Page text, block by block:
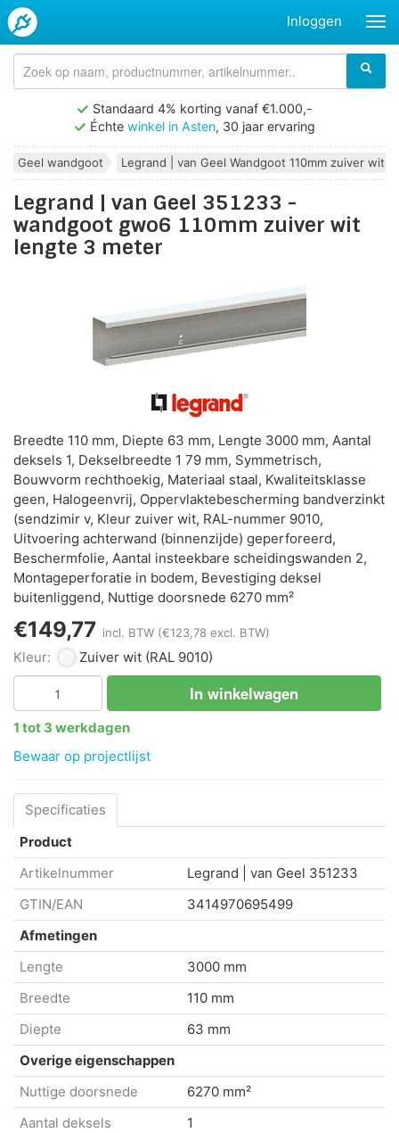
Inloggen
Standaard 4% korting vanaf €1.000,-
Échte winkel in Asten, 30 jaar ervaring
Geel wandgoot Legrand | van Geel Wandgoot 110mm zuiver wit
Legrand | van Geel 351233 -
wandgoot gwo6 110mm zuiver wit
lengte 3 meter
Breedte 110 mm, Diepte 63 mm, Lengte 3000 mm, Aantal
deksels 1, Dekselbreedte 1 79 mm, Symmetrisch,
Bouwvorm rechthoekig, Materiaal staal, Kwaliteitsklasse
geen, Halogeenvrij, Oppervlaktebescherming bandverzinkt
(sendzimir v, Kleur zuiver wit, RAL-nummer 9010,
Uitvoering achterwand (binnenzijde) geperforeerd,
Beschermfolie, Aantal insteekbare scheidingswanden 2,
Montageperforatie in bodem, Bevestiging deksel
buitenliggend, Nuttige doorsnede 6270 mm²
€149,77 incl. BTW (€123,78 excl. BTW)
Kleur: Zuiver wit (RAL 9010)
In winkelwagen
1 tot 3 werkdagen
Bewaar op projectlijst
Specificaties
Product
Artikelnummer
Legrand | van Geel 351233
GTIN/EAN
3414970695499
Afmetingen
Lengte
3000 mm
Breedte
110 mm
Diepte
63 mm
Overige eigenschappen
Nuttige doorsnede
6270 mm²
Aantal deksels
1